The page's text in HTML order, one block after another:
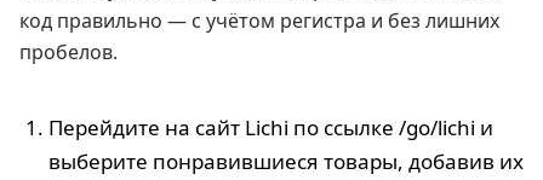
код правильно — с учётом регистра и без лишних
пробелов.
Перейдите на сайт Lichi по ссылке /go/lichi и
выберите понравившиеся товары, добавив их